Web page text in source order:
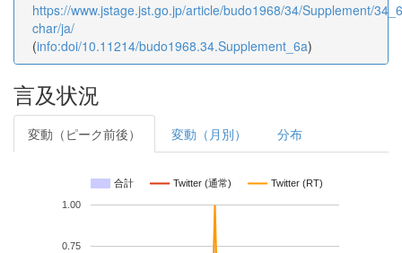
https://www.jstage.jst.go.jp/article/budo1968/34/Supplement/
char/ja/
(info:doi/10.11214/budo1968.34.Supplement_6a)
言及状況
変動（ピーク前後） 変動（月別） 分布
合計 Twitter (通常) Twitter (RT)
0.75
1.00